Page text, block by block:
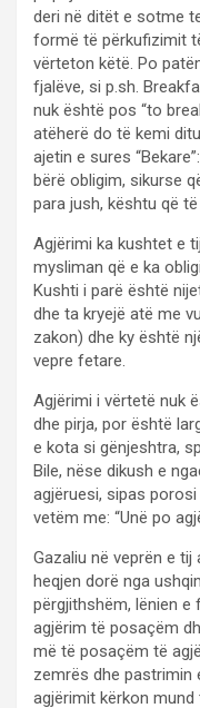
deri në ditët e sotme
formë të përkufizimit
vërteton këtë. Po
fjalëve, si p.sh.
nuk është pos “to
atëherë do të kemi
ajetin e sures
bërë obligim, sikurse
para jush, kështu që
Agjërimi ka kushtet e
mysliman që e ka
Kushti i parë është
dhe ta kryejë atë me
zakon) dhe ky është
vepre fetare.
Agjërimi i vërtetë nuk
dhe pirja, por është
e kota si gënjeshtra,
Bile, nëse dikush e
agjëruesi, sipas porosi
vetëm me: “Unë po
Gazaliu në veprën e tij
heqjen dorë nga
përgjithshëm, lënien e
agjërim të posaçëm
më të posaçëm të
zemrës dhe pastrimin
agjërimit kërkon